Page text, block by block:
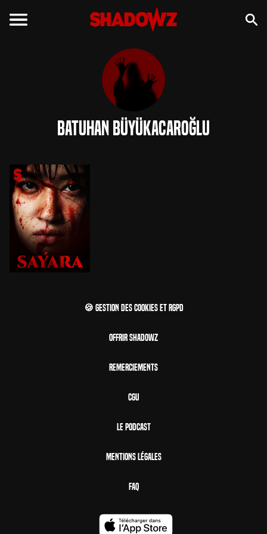
Batuhan Büyükacaroğlu
🍪 Gestion des cookies et RGPD
Offrir Shadowz
Remerciements
CGU
Le Podcast
Mentions Légales
FAQ